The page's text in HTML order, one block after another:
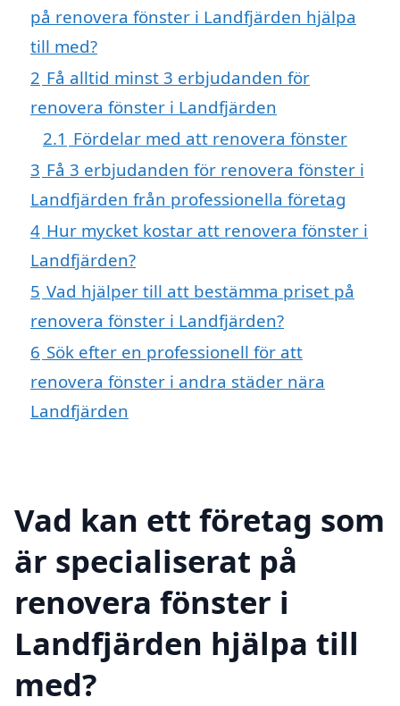
på renovera fönster i Landfjärden hjälpa
till med?
2 Få alltid minst 3 erbjudanden för
renovera fönster i Landfjärden
2.1 Fördelar med att renovera fönster
3 Få 3 erbjudanden för renovera fönster i
Landfjärden från professionella företag
4 Hur mycket kostar att renovera fönster i
Landfjärden?
5 Vad hjälper till att bestämma priset på
renovera fönster i Landfjärden?
6 Sök efter en professionell för att
renovera fönster i andra städer nära
Landfjärden
Vad kan ett företag som
är specialiserat på
renovera fönster i
Landfjärden hjälpa till
med?